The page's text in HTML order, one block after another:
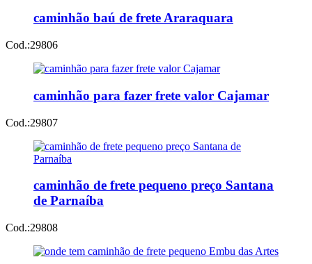
caminhão baú de frete Araraquara
Cod.:29806
caminhão para fazer frete valor Cajamar
Cod.:29807
caminhão de frete pequeno preço Santana
de Parnaíba
Cod.:29808